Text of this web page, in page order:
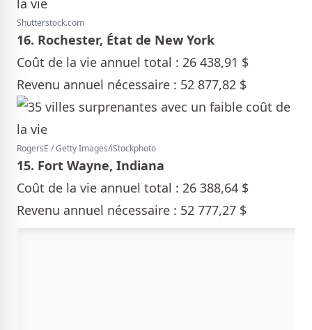
Shutterstock.com
16. Rochester, État de New York
Coût de la vie annuel total : 26 438,91 $
Revenu annuel nécessaire : 52 877,82 $
RogersE / Getty Images/iStockphoto
15. Fort Wayne, Indiana
Coût de la vie annuel total : 26 388,64 $
Revenu annuel nécessaire : 52 777,27 $